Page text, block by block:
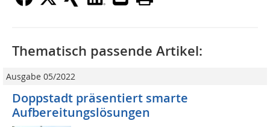
Thematisch passende Artikel:
Ausgabe 05/2022
Doppstadt präsentiert smarte
Aufbereitungslösungen